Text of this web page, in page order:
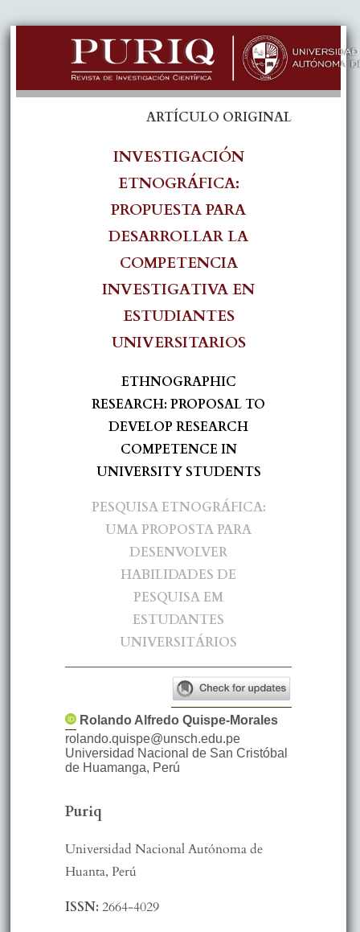
ARTÍCULO ORIGINAL
INVESTIGACIÓN
ETNOGRÁFICA:
PROPUESTA PARA
DESARROLLAR LA
COMPETENCIA
INVESTIGATIVA EN
ESTUDIANTES
UNIVERSITARIOS
ETHNOGRAPHIC
RESEARCH: PROPOSAL TO
DEVELOP RESEARCH
COMPETENCE IN
UNIVERSITY STUDENTS
PESQUISA ETNOGRÁFICA:
UMA PROPOSTA PARA
DESENVOLVER
HABILIDADES DE
PESQUISA EM
ESTUDANTES
UNIVERSITÁRIOS
Rolando Alfredo Quispe-Morales
rolando.quispe@unsch.edu.pe
Universidad Nacional de San Cristóbal
de Huamanga, Perú
Puriq
Universidad Nacional Autónoma de
Huanta, Perú
ISSN: 2664-4029